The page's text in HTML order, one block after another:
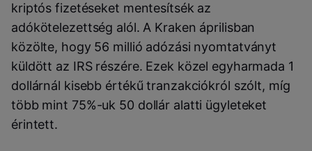
kriptós fizetéseket mentesítsék az
adókötelezettség alól. A Kraken áprilisban
közölte, hogy 56 millió adózási nyomtatványt
küldött az IRS részére. Ezek közel egyharmada 1
dollárnál kisebb értékű tranzakciókról szólt, míg
több mint 75%-uk 50 dollár alatti ügyleteket
érintett.